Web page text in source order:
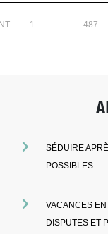
1 487
SÉDUIRE
POSSIBLES
VACANCES
DISPUTES ET